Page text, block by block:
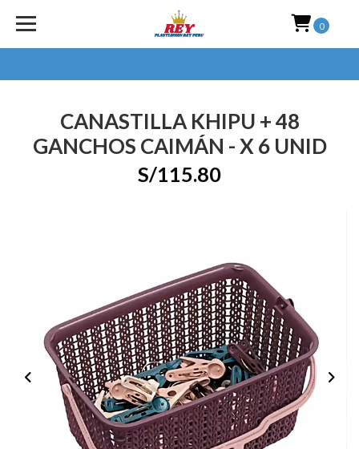
0
CANASTILLA KHIPU + 48
GANCHOS CAIMÁN - X 6 UNID
S/115.80